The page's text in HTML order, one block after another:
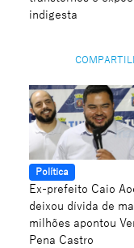
indigesta
Política
Ex-prefeito Caio
deixou dívida de
milhões apontou
Pena Castro